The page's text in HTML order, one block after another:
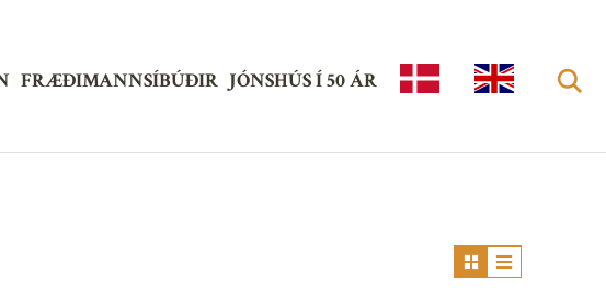
FRÆÐIMANNSÍBÚÐIR JÓNSHÚS Í 50 ÁR
AN
GLI